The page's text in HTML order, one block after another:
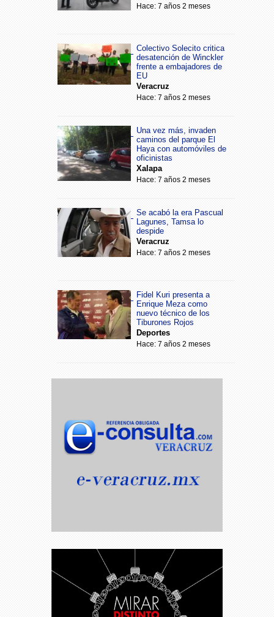
Hace: 7 años 2 meses
Colectivo Solecito critica
desatención de Winckler
frente a embajadores de
EU
Veracruz
Hace: 7 años 2 meses
Una vez más, invaden
caminos del parque El
Haya con automóviles de
oficinistas
Xalapa
Hace: 7 años 2 meses
Se acabó la era Pascual
Lagunes, Tamsa lo
despide
Veracruz
Hace: 7 años 2 meses
Fidel Kuri presenta a
Enrique Meza como
nuevo técnico de los
Tiburones Rojos
Deportes
Hace: 7 años 2 meses